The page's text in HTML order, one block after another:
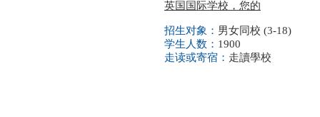
英国国际学校，您的
招生对象： 男女同校 (3-18)
学生人数： 1900
走读或寄宿： 走讀學校